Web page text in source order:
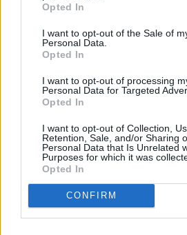
Opted In
I want to opt-out of the Sale of
Personal Data.
Opted In
I want to opt-out of processing
Personal Data for Targeted
Opted In
I want to opt-out of Collection,
Retention, Sale, and/or Sharing
Personal Data that Is Unrelated
Purposes for which it was
Opted In
CONFIRM
nach der Trennung von ihrem
Spielfilm/ Psychothriller
Neighborhood Watch
Der psychisch kranke Simon
Polizei glaubt ihm nicht.
er die Entführte. Thriller mit